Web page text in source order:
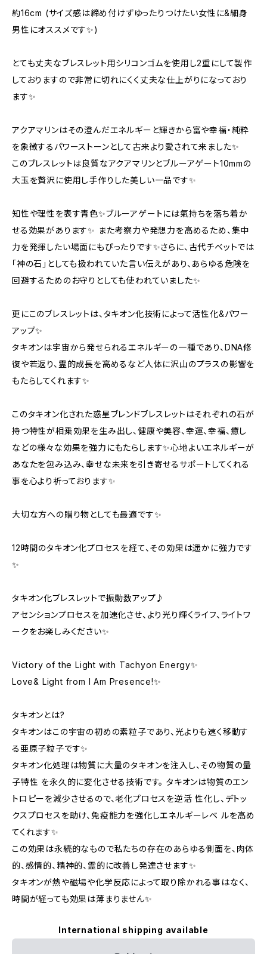
約16cm (サイズ感は締め付けずゆったりつけたい女性に&細身
男性にオススメです✨)
とても丈夫なブレスレット用シリコンゴムを使用し2重にして製作
しておりますので非常に切れにくく丈夫な仕上がりになっており
ます✨
アクアマリンはその澄んだエネルギーと輝きから富や幸福・純粋
を象徴するパワーストーンとして古来より愛されて来ました✨
このブレスレットは良質なアクアマリンとブルーアゲート10mmの
大玉を贅沢に使用し手作りした美しい一品です✨
知性や理性を表す青色✨ブルーアゲートには氣持ちを落ち着か
せる効果があります✨ また考察力や発想力を高めるため、集中
力を発揮したい場面にもぴったりです✨さらに、古代チベットでは
「神の石」としても扱われていた言い伝えがあり、あらゆる危険を
回避するためのお守りとしても使われていました✨
更にこのブレスレットは、タキオン化技術によって活性化&パワー
アップ✨
タキオンは宇宙から発せられるエネルギーの一種であり、DNA修
復や若返り、霊的成長を高めるなど人体に沢山のプラスの影響を
もたらしてくれます✨
このタキオン化された惑星ブレンドブレスレットはそれぞれの石が
持つ特性が相乗効果を生み出し、健康や美容、幸運、幸福、癒し
などの様々な効果を強力にもたらします✨心地よいエネルギーが
あなたを包み込み、幸せな未来を引き寄せるサポートしてくれる
事を心より祈っております✨
大切な方への贈り物としても最適です✨
12時間のタキオン化プロセスを経て、その効果は遥かに強力です
✨
タキオン化ブレスレットで振動数アップ♪
アセンションプロセスを加速化させ、より光り輝くライフ、ライトワ
ークをお楽しみください✨
Victory of the Light with Tachyon Energy✨
Love& Light from I Am Presence!✨
タキオンとは?
タキオンはこの宇宙の初めの素粒子であり、光よりも速く移動す
る亜原子粒子です✨
タキオン化処理は物質に大量のタキオンを注入し、その物質の量
子特性 を永久的に変化させる技術です。 タキオンは物質のエン
トロピーを減少させるので、老化プロセスを逆活 性化し、デトッ
クスプロセスを助け、免疫能力を強化しエネルギーレベ ルを高め
てくれます✨
この効果は永続的なもので私たちの存在のあらゆる側面を、肉体
的、感情的、精神的、霊的に改善し発達させます✨
タキオンが熱や磁場や化学反応によって取り除かれる事はなく、
時間が経っても効果は薄まりません✨
International shipping available